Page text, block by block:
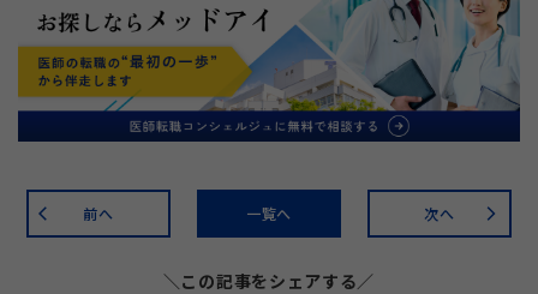
arrow_back_ios 前へ 一覧へ 次へ arrow_forward_ios
＼この記事をシェアする／